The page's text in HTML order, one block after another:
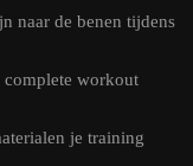
naar de benen tijdens
complete workout
je training